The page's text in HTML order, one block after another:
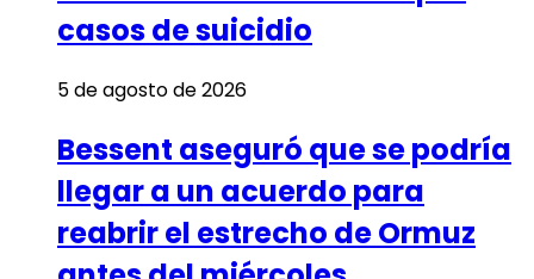
casos de suicidio
5 de agosto de 2026
Bessent aseguró que se podría
llegar a un acuerdo para
reabrir el estrecho de Ormuz